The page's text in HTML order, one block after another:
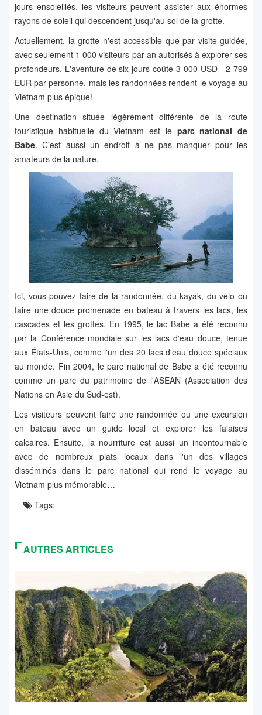
jours ensoleillés, les visiteurs peuvent assister aux énormes
rayons de soleil qui descendent jusqu'au sol de la grotte.
Actuellement, la grotte n'est accessible que par visite guidée,
avec seulement 1 000 visiteurs par an autorisés à explorer ses
profondeurs. L'aventure de six jours coûte 3 000 USD - 2 799
EUR par personne, mais les randonnées rendent le voyage au
Vietnam plus épique!
Une destination située légèrement différente de la route
touristique habituelle du Vietnam est le parc national de
Babe. C'est aussi un endroit à ne pas manquer pour les
amateurs de la nature.
Ici, vous pouvez faire de la randonnée, du kayak, du vélo ou
faire une douce promenade en bateau à travers les lacs, les
cascades et les grottes. En 1995, le lac Babe a été reconnu
par la Conférence mondiale sur les lacs d'eau douce, tenue
aux États-Unis, comme l'un des 20 lacs d'eau douce spéciaux
au monde. Fin 2004, le parc national de Babe a été reconnu
comme un parc du patrimoine de l'ASEAN (Association des
Nations en Asie du Sud-est).
Les visiteurs peuvent faire une randonnée ou une excursion
en bateau avec un guide local et explorer les falaises
calcaires. Ensuite, la nourriture est aussi un incontournable
avec de nombreux plats locaux dans l'un des villages
disséminés dans le parc national qui rend le voyage au
Vietnam plus mémorable…
Tags:
AUTRES ARTICLES